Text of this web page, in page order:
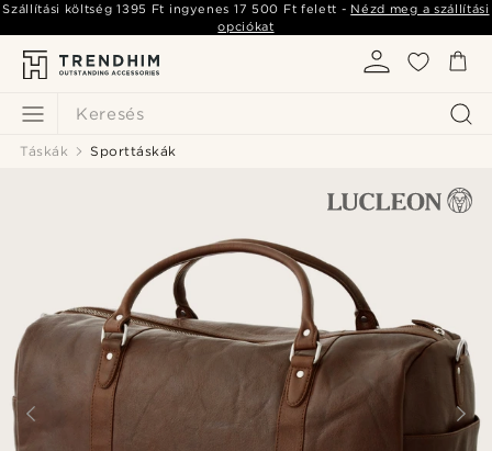
Keresés
Szállítási költség1395 Ft ingyenes 17 500 Ft felett - Nézd meg a szállítási
opciókat
Táskák Sporttáskák